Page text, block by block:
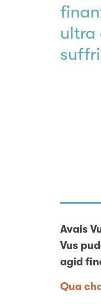
ultra
Avais
Vus
agid
Qua